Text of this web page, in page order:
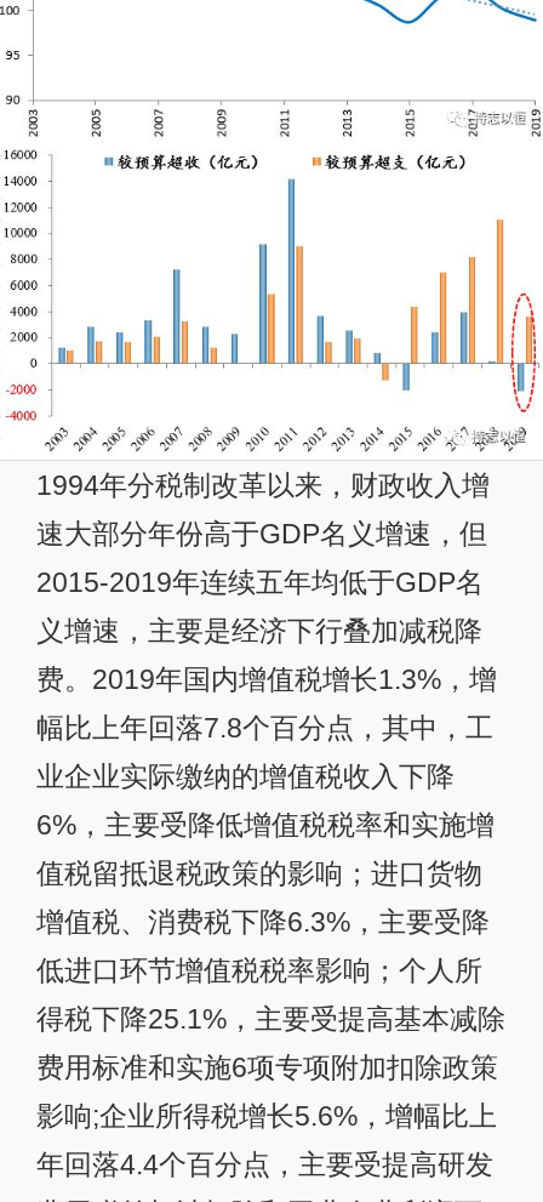
1994年分税制改革以来，财政收入增
速大部分年份高于GDP名义增速，但
2015-2019年连续五年均低于GDP名
义增速，主要是经济下行叠加减税降
费。2019年国内增值税增长1.3%，增
幅比上年回落7.8个百分点，其中，工
业企业实际缴纳的增值税收入下降
6%，主要受降低增值税税率和实施增
值税留抵退税政策的影响；进口货物
增值税、消费税下降6.3%，主要受降
低进口环节增值税税率影响；个人所
得税下降25.1%，主要受提高基本减除
费用标准和实施6项专项附加扣除政策
影响;企业所得税增长5.6%，增幅比上
年回落4.4个百分点，主要受提高研发